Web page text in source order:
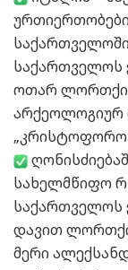
საქართველოს
ოთარ
არქეოლოგიურ
„კრისტოფორო
სახელმწიფო
საქართველოს
დავით
მერი